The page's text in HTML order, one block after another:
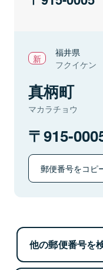
福井県
フクイケン
真柄町
マカラチョウ
915-
郵便番号をコピ
他の郵便番号を